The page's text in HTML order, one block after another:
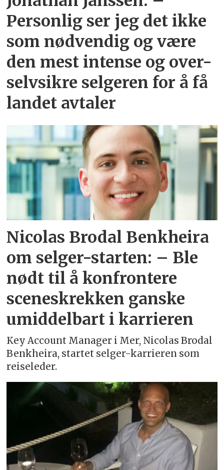
Personlig ser jeg det ikke
som nødvendig og være
den mest intense og over-
selvsikre selgeren for å få
landet avtaler
Nicolas Brodal Benkheira
om selger-starten: – Ble
nødt til å konfrontere
sceneskrekken ganske
umiddelbart i karrieren
Key Account Manager i Mer, Nicolas Brodal
Benkheira, startet selger-karrieren som
reiseleder.